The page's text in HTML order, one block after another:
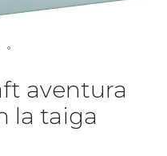
aventura
la taiga